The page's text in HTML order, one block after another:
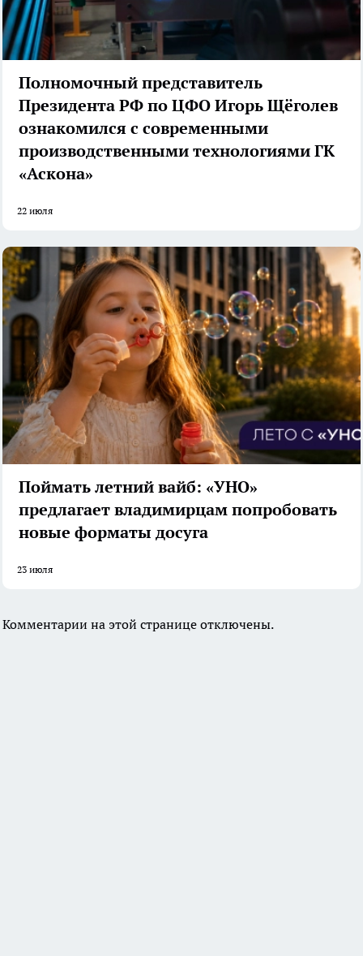
Полномочный представитель
Президента РФ по ЦФО Игорь Щёголев
ознакомился с современными
производственными технологиями ГК
«Аскона»
22 июля
Поймать летний вайб: «УНО»
предлагает владимирцам попробовать
новые форматы досуга
23 июля
Комментарии на этой странице отключены.